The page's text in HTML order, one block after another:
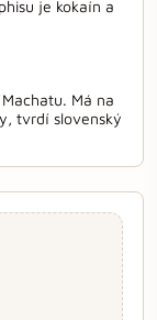
je kokaín a
Má na
tvrdí slovenský